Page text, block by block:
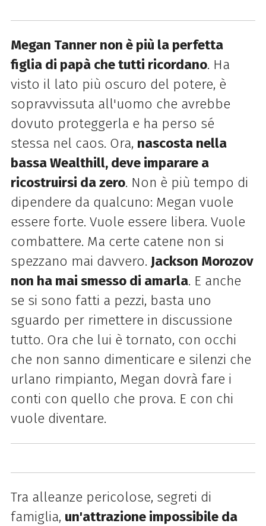
Megan Tanner non è più la perfetta
figlia di papà che tutti ricordano. Ha
visto il lato più oscuro del potere, è
sopravvissuta all'uomo che avrebbe
dovuto proteggerla e ha perso sé
stessa nel caos. Ora, nascosta nella
bassa Wealthill, deve imparare a
ricostruirsi da zero. Non è più tempo di
dipendere da qualcuno: Megan vuole
essere forte. Vuole essere libera. Vuole
combattere. Ma certe catene non si
spezzano mai davvero. Jackson Morozov
non ha mai smesso di amarla. E anche
se si sono fatti a pezzi, basta uno
sguardo per rimettere in discussione
tutto. Ora che lui è tornato, con occhi
che non sanno dimenticare e silenzi che
urlano rimpianto, Megan dovrà fare i
conti con quello che prova. E con chi
vuole diventare.
Tra alleanze pericolose, segreti di
famiglia, un'attrazione impossibile da